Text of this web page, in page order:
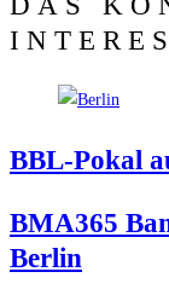
BBL-Pokal
BMA365
Berlin